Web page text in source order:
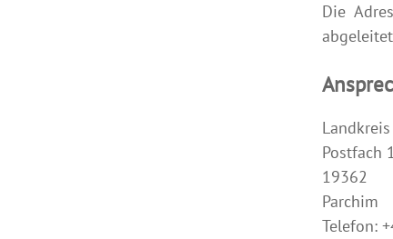
Die
Postfach
19362
Parchim
Telefon: